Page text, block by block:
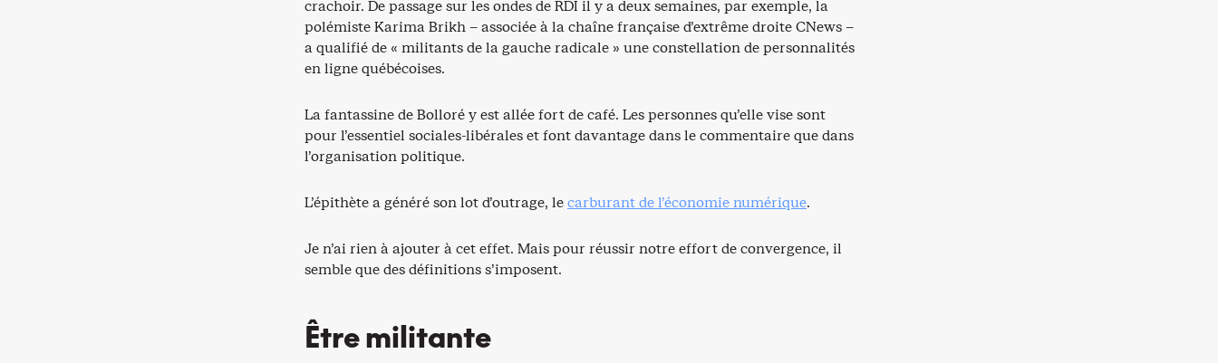
crachoir. De passage sur les ondes de RDI il y a deux semaines, par exemple, la
polémiste Karima Brikh – associée à la chaîne française d’extrême droite CNews –
a qualifié de « militants de la gauche radicale » une constellation de personnalités
en ligne québécoises.
La fantassine de Bolloré y est allée fort de café. Les personnes qu’elle vise sont
pour l’essentiel sociales-libérales et font davantage dans le commentaire que dans
l’organisation politique.
L’épithète a généré son lot d’outrage, lecarburant de l’économie numérique.
Je n’ai rien à ajouter à cet effet. Mais pour réussir notre effort de convergence, il
semble que des définitions s’imposent.
Être militante